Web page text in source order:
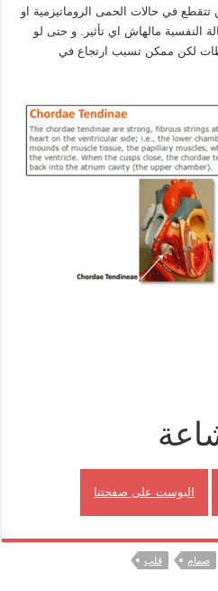
تتقطع في حالات الحمى الروماتيزمية او
النفسية مالهاش اي تأثير. و حتى لو
لكن ممكن تسبب ارتجاع في
البوست على صفحتنا
صمام قلب